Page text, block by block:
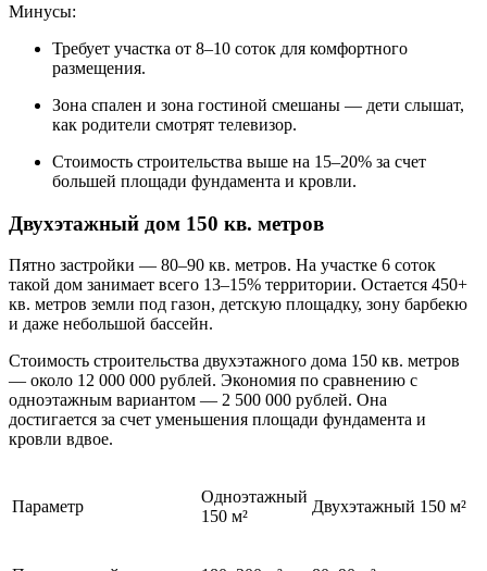
Минусы:
Требует участка от 8–10 соток для комфортного
размещения.
Зона спален и зона гостиной смешаны — дети слышат,
как родители смотрят телевизор.
Стоимость строительства выше на 15–20% за счет
большей площади фундамента и кровли.
Двухэтажный дом 150 кв. метров
Пятно застройки — 80–90 кв. метров. На участке 6 соток
такой дом занимает всего 13–15% территории. Остается 450+
кв. метров земли под газон, детскую площадку, зону барбекю
и даже небольшой бассейн.
Стоимость строительства двухэтажного дома 150 кв. метров
— около 12 000 000 рублей. Экономия по сравнению с
одноэтажным вариантом — 2 500 000 рублей. Она
достигается за счет уменьшения площади фундамента и
кровли вдвое.
Параметр
Одноэтажный
150 м²
Двухэтажный 150 м²